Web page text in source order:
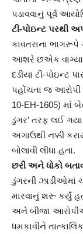
પડાવવાનું પૂર્વ
ટી-પોઇન્ટ પરથી
કાવતરાના
આશરે છએક
દડીયા ટી-પોઇન્ટ
પહોંચતા જ આરોપી
10-EH-1605) માં
ડુંગર’ તરફ લઈ ગયા
અગાઉથી નક્કી
બોલાવી લીધા હતા.
છરી અને ધોકો
ડુંગરની ઝાડીઓમાં
મારવાનું શરૂ કર્યું
અને બીજા આરોપીએ
ધમકાવીને